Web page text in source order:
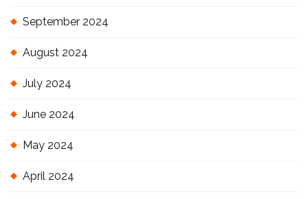
September 2024
August 2024
July 2024
June 2024
May 2024
April 2024